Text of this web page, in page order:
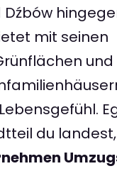
mit seinen
und
du